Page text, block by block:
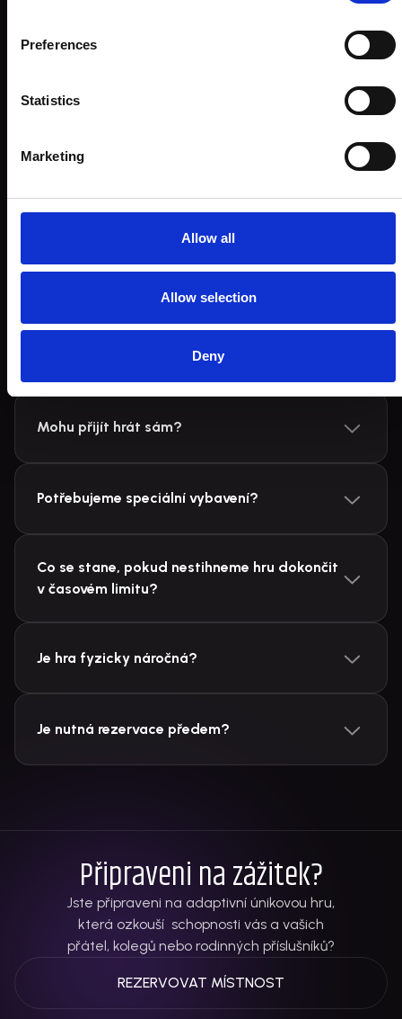
Preferences
Statistics
Marketing
Allow all
Allow selection
Deny
Kolik hráčů může hrát najednou?
Mohu přijít hrát sám?
Potřebujeme speciální vybavení?
Co se stane, pokud nestihneme hru dokončit
v časovém limitu?
Je hra fyzicky náročná?
Je nutná rezervace předem?
Připraveni na zážitek?
Jste připraveni na adaptivní únikovou hru,
která ozkouší schopnosti vás a vašich
přátel, kolegů nebo rodinných příslušníků?
REZERVOVAT MÍSTNOST